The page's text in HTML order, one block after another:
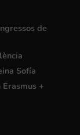
de
Sofía
Erasmus +